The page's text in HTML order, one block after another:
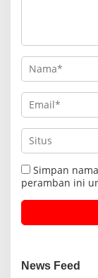
Simpan
peramban ini
News Feed